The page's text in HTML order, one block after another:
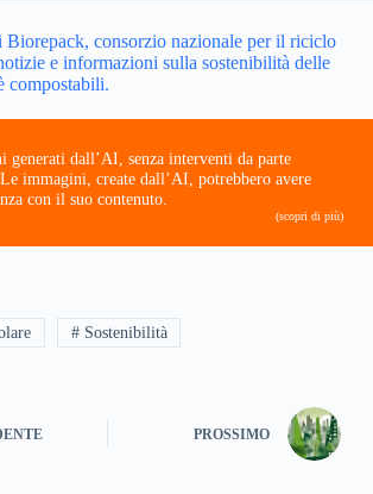
Biorepack, consorzio nazionale per il riciclo
e informazioni sulla sostenibilità delle
compostabili.
dall’AI, senza interventi da parte
Le immagini, create dall’AI, potrebbero avere
con il suo contenuto.
(scopri di più)
# Sostenibilità
PROSSIMO